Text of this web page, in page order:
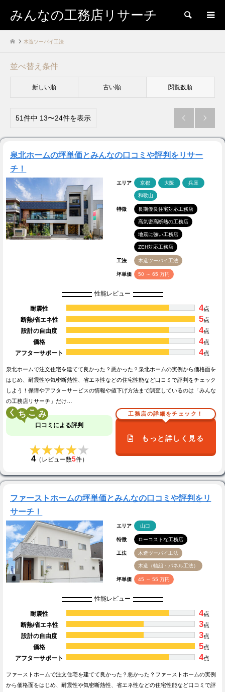
みんなの工務店リサーチ 検索
木造ツーバイ工法
並べ替え条件
新しい順 古い順 閲覧数順
51件中 13〜24件を表示  
泉北ホームの坪単価とみんなの口コミや評判をリサー
チ！
エリア 京都 大阪 兵庫
和歌山
特徴 長期優良住宅対応工務店
高気密高断熱の工務店
地震に強い工務店
ZEH対応工務店
工法 木造ツーバイ工法
坪単価 50 ～ 65 万円
性能レビュー
耐震性 4点
断熱/省エネ性
5点
設計の自由度
4点
価格
4点
アフターサポート
4点
泉北ホームで注文住宅を建てて良かった？悪かった？泉北ホームの実例から価格面を
はじめ、耐震性や気密断熱性、省エネ性などの住宅性能など口コミで評判をチェック
しよう！保障やアフターサービスの情報や値下げ方法まで調査しているのは「みんな
の工務店リサーチ」だけ…
く こ
口コミによる評判
★★★★★
★★★★★
4（レビュー数5件）
工務店の詳細をチェック！
もっと詳しく見る
ファーストホームの坪単価とみんなの口コミや評判をリ
サーチ！
エリア 山口
特徴 ローコストな工務店
工法 木造ツーバイ工法
木造（軸組・パネル工法）
坪単価 45 ～ 55 万円
性能レビュー
耐震性 4点
断熱/省エネ性
3点
設計の自由度
3点
価格
5点
アフターサポート
4点
ファーストホームで注文住宅を建てて良かった？悪かった？ファーストホームの実例
から価格面をはじめ、耐震性や気密断熱性、省エネ性などの住宅性能など口コミで評